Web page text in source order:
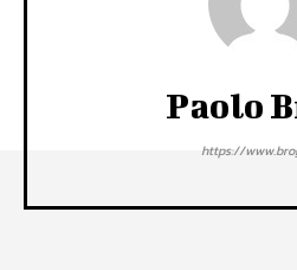
Paolo
https://